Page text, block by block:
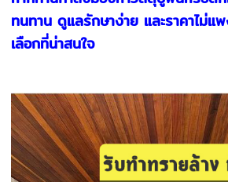
ทนทาน ดูแลรักษาง่าย และราคาไม่แ
เลือกที่น่าสนใจ